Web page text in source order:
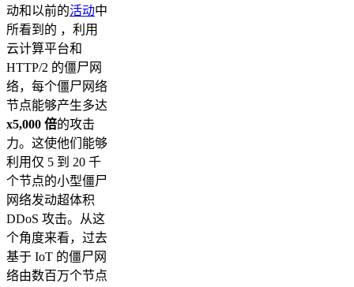
动和以前的活动中
所看到的 ，利用
云计算平台和
HTTP/2 的僵尸网
络，每个僵尸网络
节点能够产生多达
x5,000 倍的攻击
力。这使他们能够
利用仅 5 到 20 千
个节点的小型僵尸
网络发动超体积
DDoS 攻击。从这
个角度来看，过去
基于 IoT 的僵尸网
络由数百万个节点